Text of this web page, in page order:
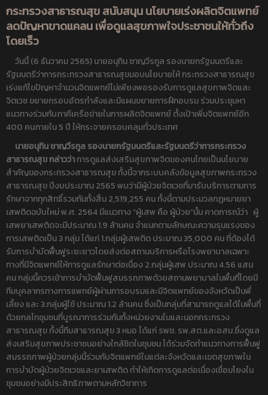
กระทรวงสาธารณสุข สนับสนุน นโยบายเร่งผลิตจิตแพทย์
ลดปัญหาขาดแคลน เพื่อดูแลสุขภาพใจประชาชนให้ทั่วถึง
โดยเร็ว
วันนี้ (6 ธันวาคม 2565) นายอนุทิน ชาญวีรกูล รองนายกรัฐมนตรีและ
รัฐมนตรีว่าการกระทรวงสาธารณสุขมอบนโยบายให้ กระทรวงสาธารณสุข
เร่งแก้ไขปัญหาจำนวนจิตแพทย์ไม่เพียงพอรองรับการดูแลสุขภาพจิตและ
จิตเวช ขยายกรอบอัตรกำลังและมีแผนขยายการฝึกอบรม ร่วมประชุมหา
แนวทางร่วมกับภาคีเครือข่ายในการผลิตจิตแพทย์ ตั้งเป้าเพิ่มจิตแพทย์อีก
400 คนภายใน 5 ปี ให้กระจายครอบคลุมทั่วประเทศ
นายอนุทิน ชาญวีรกูล รองนายกรัฐมนตรีและรัฐมนตรีว่าการกระทรวง
สาธารณสุข กล่าวว่าการดูแลส่งเสริมสุขภาพจิตของคนไทยเป็นนโยบาย
สำคัญของกระทรวงสาธารณสุข ทั้งนี้จากระบบคลังข้อมูลสุขภาพกระทรวง
สาธารณสุข ปีงบประมาณ 2565 พบว่ามีผู้ป่วยจิตเวชที่มารับบริการตามการ
รักษาจากทุกสิทธิ์รวมกันทั้งสิ้น 2,519,255 คน ทั้งนี้ตามประมวลกฎหมายยา
เสพติดฉบับใหม่ พ.ศ. 2564 มีแนวทาง “ผู้เสพ คือ ผู้ป่วย”นั้น คาดการณ์ว่า ผู้
เสพยาเสพติดจะมีประมาณ 1.9 ล้านคน จำแนกตามลักษณะความรุนแรงของ
การเสพติดเป็น 3 กลุ่ม ได้แก่ 1.กลุ่มผู้เสพติด ประมาณ 35,000 คน ที่ต้องได้
รับการบำบัดฟื้นฟูระยะยาวโดยส่งต่อสถานบริการหรือโรงพยาบาลเฉพาะ
ทางที่มีจิตแพทย์ให้การดูแลรักษาต่อเนื่อง 2.กลุ่มผู้เสพ ประมาณ 4.56 แสน
คน กลุ่มนี้ควรเข้าการบำบัดฟื้นฟูสมรรถภาพด้วยสถานพยาบาลในพื้นที่โดยมี
ทีมบุคลากรทางการแพทย์ผู้ผ่านการอบรมและมีจิตแพทย์ของจังหวัดเป็นพี่
เลี้ยง และ 3.กลุ่มผู้ใช้ ประมาณ 1.2 ล้านคน ซึ่งเป็นกลุ่มที่สามารถดูแลได้ในพื้นที่
ด้วยกลไกชุมชนที่บูรณาการร่วมกันทั้งหน่วยงานในและนอกกระทรวง
สาธารณสุข ทั้งนี้ทีมสาธารณสุข 3 หมอ ได้แก่ รพช. รพ.สต.และอสม.ซึ่งดูแล
ส่งเสริมสุขภาพประชาชนอย่างใกล้ชิดในชุมชน ได้ร่วมจัดทำแนวทางการฟื้นฟู
สมรรถภาพผู้ป่วยกลุ่มนี้ร่วมกับจิตแพทย์ในแต่ละจังหวัดและเขตสุขภาพใน
การบำบัดผู้ป่วยจิตเวชและยาเสพติด ทำให้เกิดการดูแลต่อเนื่องเชื่อมโยงใน
ชุมชนอย่างมีประสิทธิภาพตามหลักวิชาการ